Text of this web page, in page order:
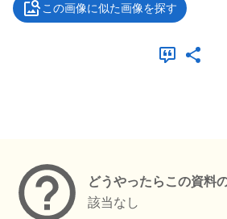
この画像に似た画像を探す
どうやったらこの資料
該当なし